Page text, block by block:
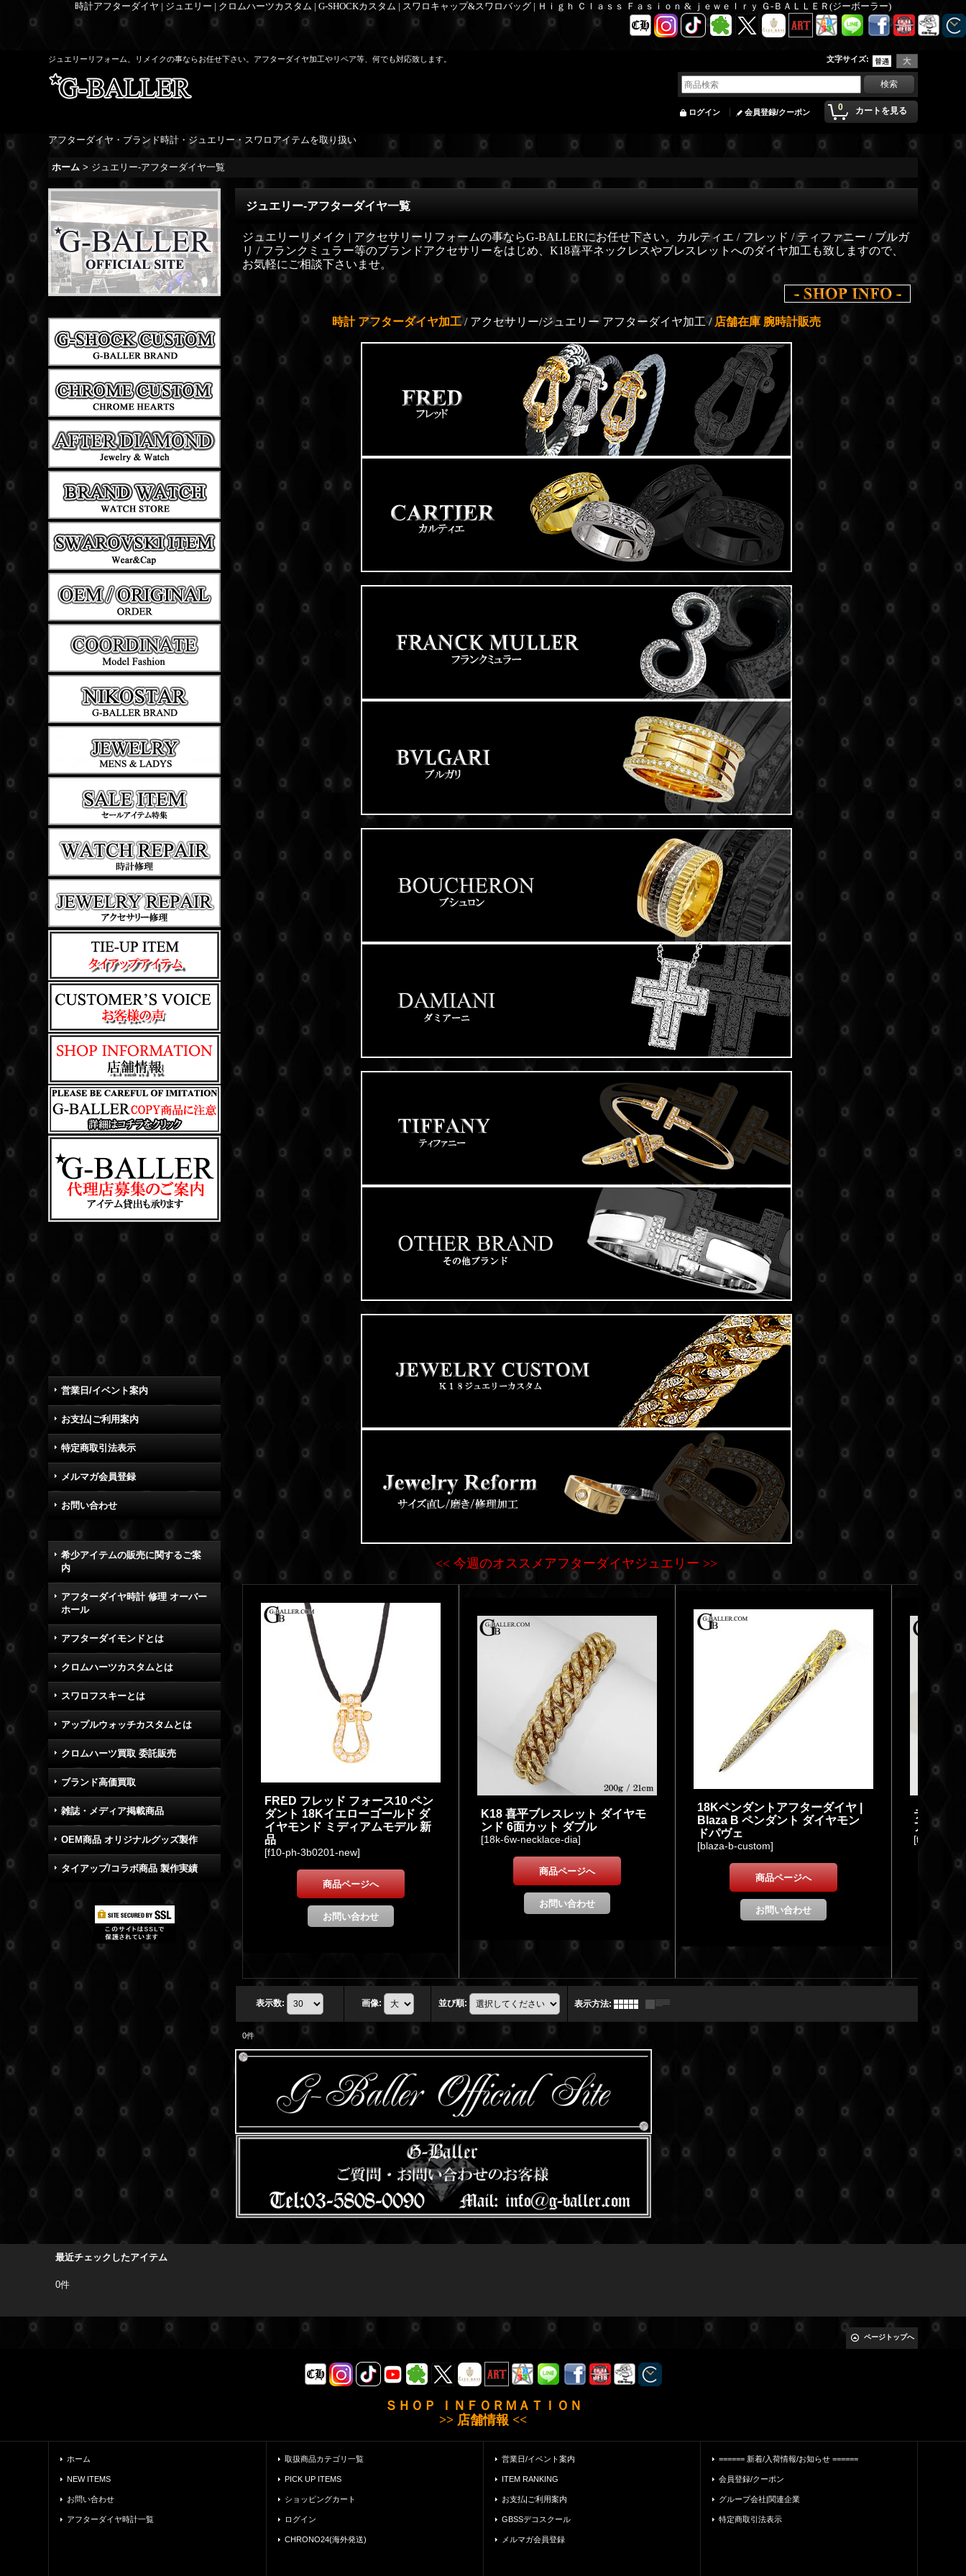
時計アフターダイヤ | ジュエリー | クロムハーツカスタム | G-SHOCKカスタム | スワロキャップ&スワロバッグ | Ｈｉｇｈ Ｃｌａｓｓ Ｆａｓｉｏｎ & ｊｅｗｅｌｒｙ Ｇ-ＢＡＬＬＥＲ(ジーボーラー)
ジュエリーリフォーム、リメイクの事ならお任せ下さい。アフターダイヤ加工やリペア等、何でも対応致します。 文字サイズ:
0 カートを見る
ログイン 会員登録/クーポン
アフターダイヤ・ブランド時計・ジュエリー・スワロアイテムを取り扱い
ホーム > ジュエリー-アフターダイヤ一覧
営業日/イベント案内
お支払|ご利用案内
特定商取引法表示
メルマガ会員登録
お問い合わせ
希少アイテムの販売に関するご案
内
アフターダイヤ時計 修理 オーバー
ホール
アフターダイモンドとは
クロムハーツカスタムとは
スワロフスキーとは
アップルウォッチカスタムとは
クロムハーツ買取 委託販売
ブランド高価買取
雑誌・メディア掲載商品
OEM商品 オリジナルグッズ製作
タイアップ/コラボ商品 製作実績
ジュエリー-アフターダイヤ一覧
ジュエリーリメイク | アクセサリーリフォームの事ならG-BALLERにお任せ下さい。カルティエ / フレッド / ティファニー / ブルガ
リ / フランクミュラー等のブランドアクセサリーをはじめ、K18喜平ネックレスやブレスレットへのダイヤ加工も致しますので、
お気軽にご相談下さいませ。
時計 アフターダイヤ加工/ アクセサリー/ジュエリー アフターダイヤ加工 / 店舗在庫 腕時計販売
<< 今週のオススメアフターダイヤジュエリー >>
表示数: 画像: 並び順: 表示方法:
0件
最近チェックしたアイテム
0件
ページトップへ
ＳＨＯＰ ＩＮＦＯＲＭＡＴＩＯＮ
>> 店舗情報 <<
ホーム
NEW ITEMS
お問い合わせ
アフターダイヤ時計一覧
取扱商品カテゴリ一覧
PICK UP ITEMS
ショッピングカート
ログイン
CHRONO24(海外発送)
営業日/イベント案内
ITEM RANKING
お支払|ご利用案内
GBSSデコスクール
メルマガ会員登録
====== 新着/入荷情報/お知らせ ======
会員登録/クーポン
グループ会社|関連企業
特定商取引法表示